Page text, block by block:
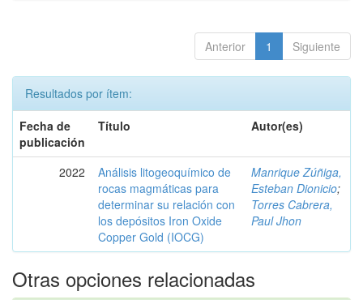
Anterior 1 Siguiente
Resultados por ítem:
Fecha de
publicación
Título Autor(es)
2022
Análisis litogeoquímico de
rocas magmáticas para
determinar su relación con
los depósitos Iron Oxide
Copper Gold (IOCG)
Manrique Zúñiga,
Esteban Dionicio;
Torres Cabrera,
Paul Jhon
Otras opciones relacionadas